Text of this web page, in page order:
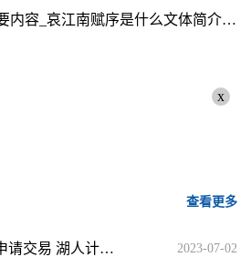
_哀江南赋序是什么文体简介介绍 世界观察
x
查看更多
NBA晚报｜利拉德申请交易 湖人计划签内线 小萨2.17亿续约_世界速讯 2023-07-02